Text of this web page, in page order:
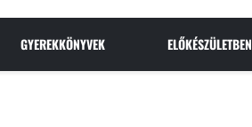
GYEREKKÖNYVEK ELŐKÉSZÜLETBEN